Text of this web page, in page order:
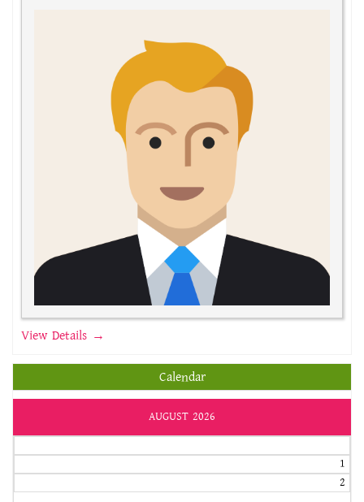
View Details →
Calendar
AUGUST 2026
1
2